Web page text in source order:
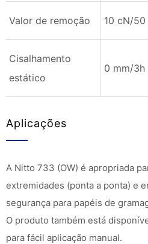
Valor de remoção 10 cN/50
Cisalhamento
estático
0 mm/3h
Aplicações
A Nitto 733 (OW) é apropriada
extremidades (ponta a ponta) e
segurança para papéis de
O produto também está
para fácil aplicação manual.